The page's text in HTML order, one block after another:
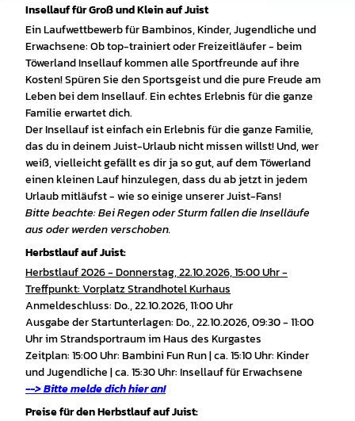
Insellauf für Groß und Klein auf Juist
Ein Laufwettbewerb für Bambinos, Kinder, Jugendliche und
Erwachsene: Ob top-trainiert oder Freizeitläufer - beim
Töwerland Insellauf kommen alle Sportfreunde auf ihre
Kosten! Spüren Sie den Sportsgeist und die pure Freude am
Leben bei dem Insellauf. Ein echtes Erlebnis für die ganze
Familie erwartet dich.
Der Insellauf ist einfach ein Erlebnis für die ganze Familie,
das du in deinem Juist-Urlaub nicht missen willst! Und, wer
weiß, vielleicht gefällt es dir ja so gut, auf dem Töwerland
einen kleinen Lauf hinzulegen, dass du ab jetzt in jedem
Urlaub mitläufst - wie so einige unserer Juist-Fans!
Bitte beachte: Bei Regen oder Sturm fallen die Inselläufe
aus oder werden verschoben.
Herbstlauf auf Juist:
Herbstlauf 2026 - Donnerstag, 22.10.2026, 15:00 Uhr -
Treffpunkt: Vorplatz Strandhotel Kurhaus
Anmeldeschluss: Do., 22.10.2026, 11:00 Uhr
Ausgabe der Startunterlagen: Do., 22.10.2026, 09:30 - 11:00
Uhr im Strandsportraum im Haus des Kurgastes
Zeitplan: 15:00 Uhr: Bambini Fun Run | ca. 15:10 Uhr: Kinder
und Jugendliche | ca. 15:30 Uhr: Insellauf für Erwachsene
--> Bitte melde dich hier an!
Preise für den Herbstlauf auf Juist: